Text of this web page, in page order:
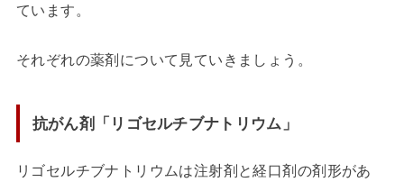
ています。
それぞれの薬剤について見ていきましょう。
抗がん剤「リゴセルチブナトリウム」
リゴセルチブナトリウムは注射剤と経口剤の剤形があ